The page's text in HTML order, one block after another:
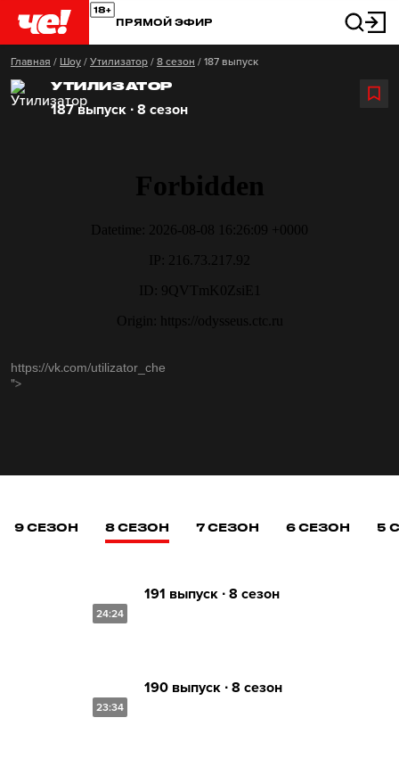
ПРЯМОЙ ЭФИР
Главная / Шоу / Утилизатор / 8 сезон / 187 выпуск
УТИЛИЗАТОР
187 выпуск ∙ 8 сезон
https://vk.com/utilizator_che
">
9 СЕЗОН 8 СЕЗОН 7 СЕЗОН 6 СЕЗОН 5
24:24
191 выпуск ∙ 8 сезон
23:34
190 выпуск ∙ 8 сезон